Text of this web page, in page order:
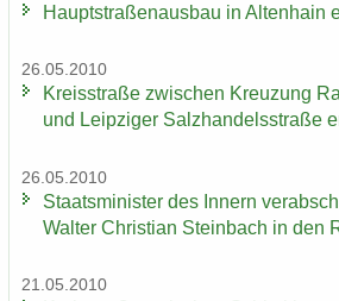
Haupt­stra­ßen­aus­bau in Al­ten­hain
26.05.2010
Kreis­stra­ße zwi­schen Kreu­zung
und Leip­zi­ger Salz­han­dels­stra­ße
26.05.2010
Staats­mi­nis­ter des In­nern
Wal­ter Chris­ti­an Stein­bach in den
21.05.2010